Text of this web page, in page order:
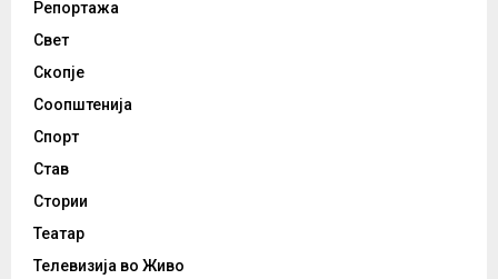
Репортажа
Свет
Скопје
Соопштенија
Спорт
Став
Стории
Театар
Телевизија во Живо